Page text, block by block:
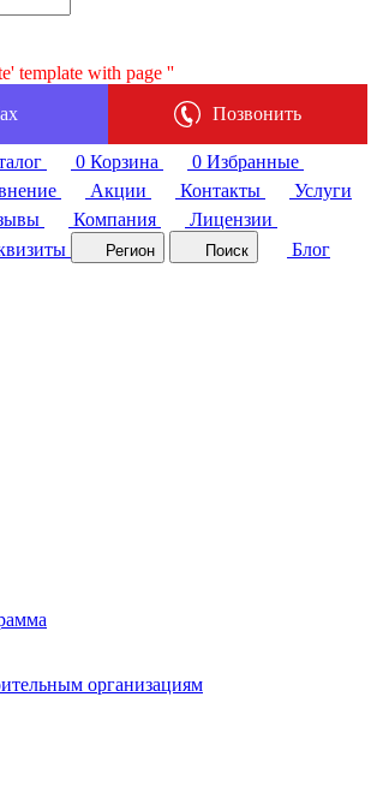
template with page ''
Позвонить
0 Корзина 0 Избранные
Акции Контакты
Услуги
Компания
Лицензии
Регион Поиск
Блог
организациям